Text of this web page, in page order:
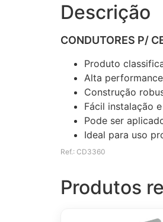
Descrição
CONDUTORES P/
Produto
Alta
Construção
Fácil instalação
Pode ser
Ideal para uso
Ref.: CD3360
Produtos